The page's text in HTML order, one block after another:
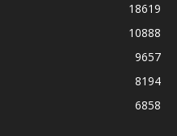
18619
10888
9657
8194
6858